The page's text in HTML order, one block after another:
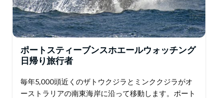
ポートスティーブンスホエールウォッチング
日帰り旅行者
毎年5,000頭近くのザトウクジラとミンククジラがオ
ーストラリアの南東海岸に沿って移動します。ポート